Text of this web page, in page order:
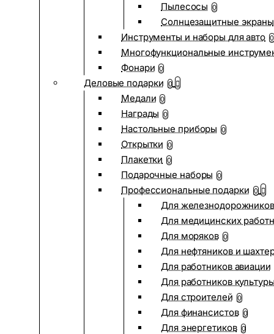
Пылесосы 0
Солнцезащитные экраны
Инструменты и наборы для авто 0
Многофункциональные
Фонари 0
Деловые подарки 0
Медали 0
Награды 0
Настольные приборы 0
Открытки 0
Плакетки 0
Подарочные наборы 0
Профессиональные подарки 0
Для железнодорожников
Для медицинских
Для моряков 0
Для нефтяников и
Для работников авиации
Для работников
Для строителей 0
Для финансистов 0
Для энергетиков 0